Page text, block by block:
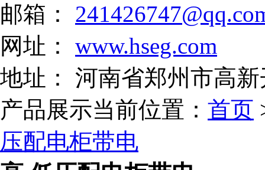
邮箱：
网址： www.hseg.com
地址： 河南省郑州市高
产品展示当前位置： 首页
压配电柜带电